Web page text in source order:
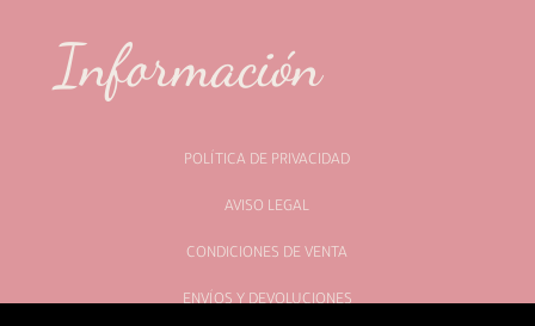
Información
POLÍTICA DE PRIVACIDAD
AVISO LEGAL
CONDICIONES DE VENTA
ENVÍOS Y DEVOLUCIONES